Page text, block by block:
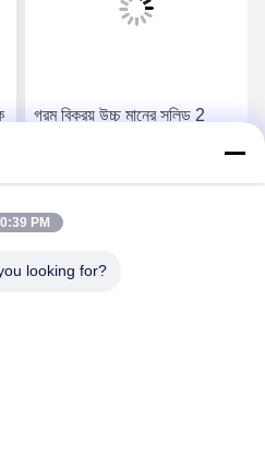
গরম বিক্রয় উচ্চ মানের সলিড 2
PM
looking for?